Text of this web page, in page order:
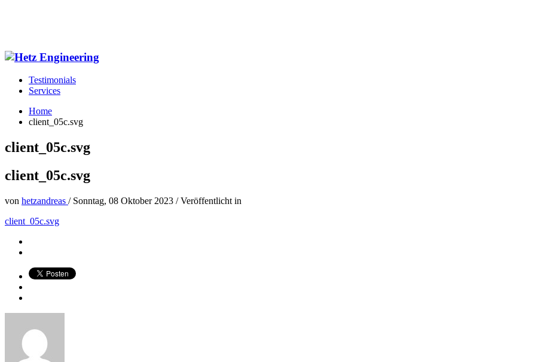
Testimonials
Services
Home
client_05c.svg
client_05c.svg
client_05c.svg
von hetzandreas / Sonntag, 08 Oktober 2023 /Veröffentlicht in
client_05c.svg